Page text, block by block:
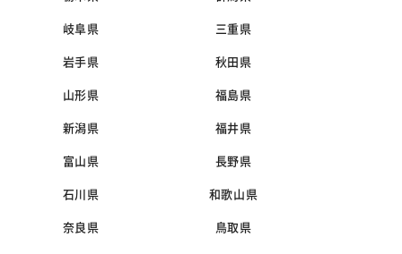
岐阜県 三重県
岩手県 秋田県
山形県 福島県
新潟県 福井県
富山県 長野県
石川県 和歌山県
奈良県 鳥取県